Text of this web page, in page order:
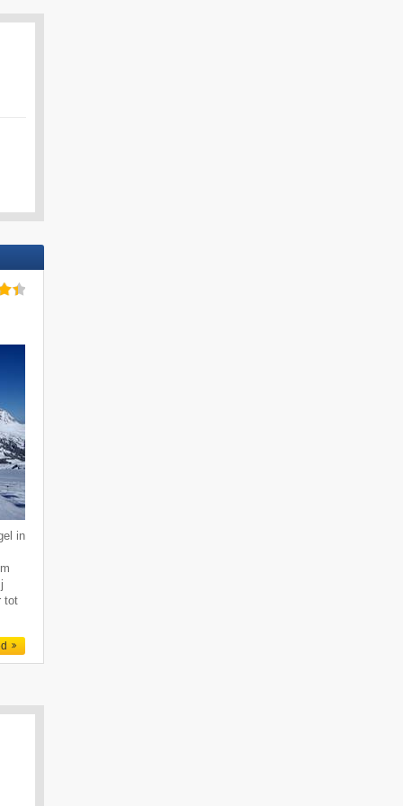
in
tot